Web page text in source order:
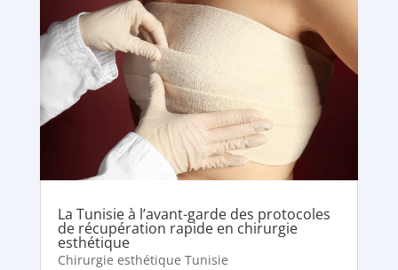
La Tunisie à l’avant-garde des protocoles
de récupération rapide en chirurgie
esthétique
Chirurgie esthétique Tunisie